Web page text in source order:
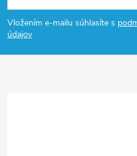
á
p
Vložením e-mailu súhlasíte s
údajov